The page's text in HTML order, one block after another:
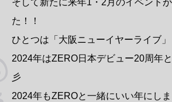
そして新たに来年1・2月のイベント
た！！
ひとつは「大阪ニューイヤーライブ」
2024年はZERO日本デビュー20周年
彡
2024年もZEROと一緒にいい年にし